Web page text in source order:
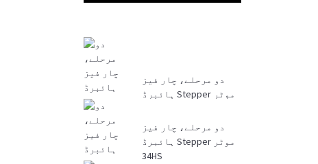
دو مرحلے، چار فیز
ہائبرڈ Stepper موٹر
دو مرحلے، چار فیز
ہائبرڈ Stepper موٹر
34HS